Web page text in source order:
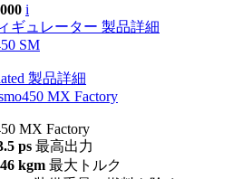
i
ギュレーター 製品詳細
SM
製品詳細
MX Factory
MX Factory
ps 最高出力
kgm 最大トルク